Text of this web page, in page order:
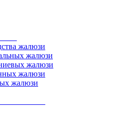
жалюзи
жалюзи
жалюзи
жалюзи
жалюзи